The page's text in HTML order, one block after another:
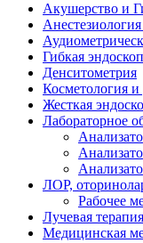
Акушерство и
Гибкая
Денситометрия
Косметология
Жесткая
Лабораторное
ЛОР,
Рабочее
Лучевая терапия
Медицинская